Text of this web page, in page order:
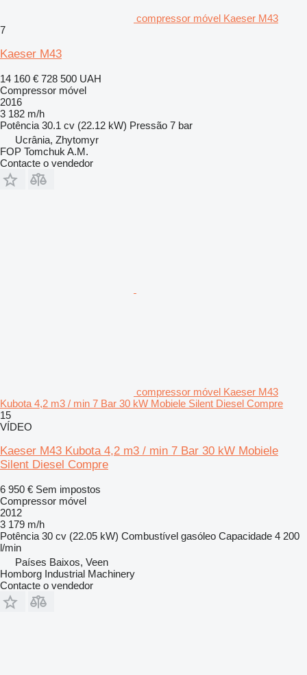
compressor móvel Kaeser M43
7
Kaeser M43
14 160 € 728 500 UAH
Compressor móvel
2016
3 182 m/h
Potência 30.1 cv (22.12 kW) Pressão 7 bar
Ucrânia, Zhytomyr
FOP Tomchuk A.M.
Contacte o vendedor
compressor móvel Kaeser M43
Kubota 4,2 m3 / min 7 Bar 30 kW Mobiele Silent Diesel Compre
15
VÍDEO
Kaeser M43 Kubota 4,2 m3 / min 7 Bar 30 kW Mobiele
Silent Diesel Compre
6 950 € Sem impostos
Compressor móvel
2012
3 179 m/h
Potência 30 cv (22.05 kW) Combustível gasóleo Capacidade 4 200
l/min
Países Baixos, Veen
Homborg Industrial Machinery
Contacte o vendedor